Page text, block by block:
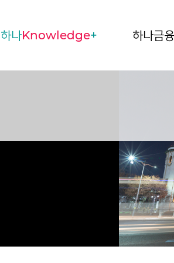
하나Knowledge+ 하나금